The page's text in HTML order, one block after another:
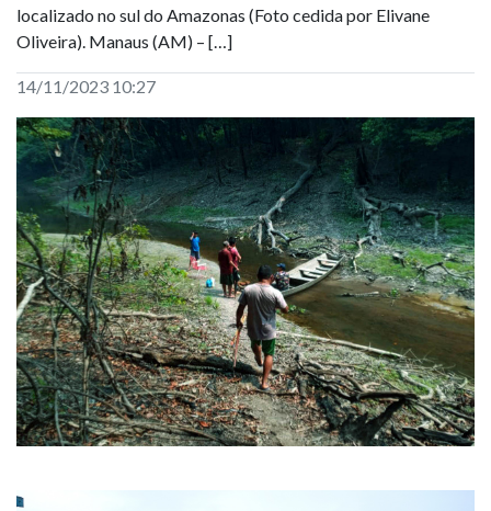
localizado no sul do Amazonas (Foto cedida por Elivane
Oliveira). Manaus (AM) – […]
14/11/2023 10:27